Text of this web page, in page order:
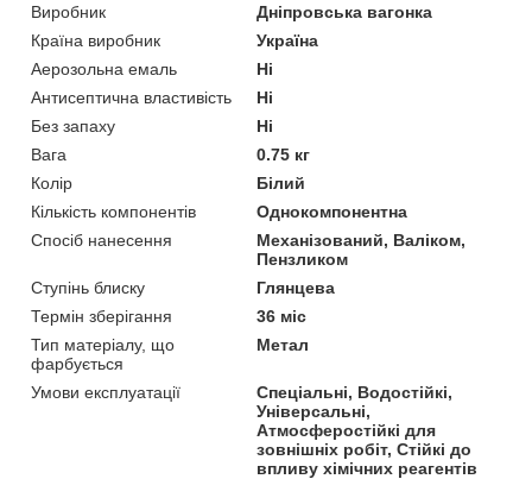
Виробник
Дніпровська вагонка
Країна виробник
Україна
Аерозольна емаль
Ні
Антисептична властивість
Ні
Без запаху
Ні
Вага
0.75 кг
Колір
Білий
Кількість компонентів
Однокомпонентна
Спосіб нанесення
Механізований, Валіком,
Пензликом
Ступінь блиску
Глянцева
Термін зберігання
36 міс
Тип матеріалу, що
фарбується
Метал
Умови експлуатації
Спеціальні, Водостійкі,
Універсальні,
Атмосферостійкі для
зовнішніх робіт, Стійкі до
впливу хімічних реагентів